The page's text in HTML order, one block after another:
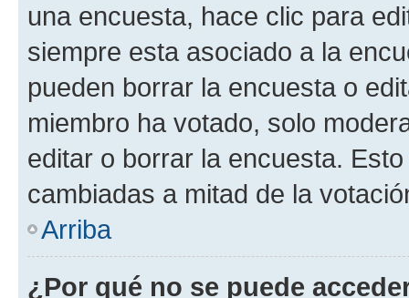
una encuesta, hace clic para
siempre esta asociado a la
pueden borrar la encuesta o
miembro ha votado, solo
editar o borrar la encuesta.
cambiadas a mitad de la
Arriba
¿Por qué no se puede